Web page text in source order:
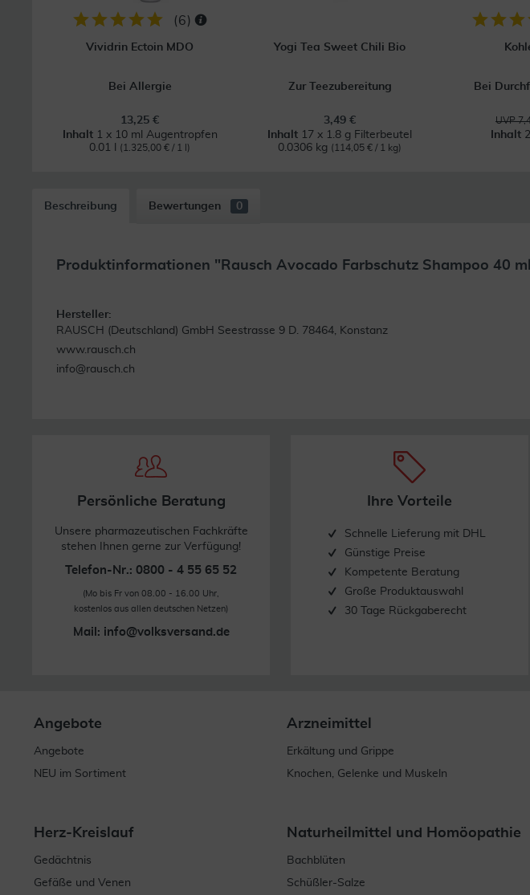
(6)
Vividrin Ectoin MDO
Bei Allergie
13,25 €
Inhalt 1 x 10 ml Augentropfen
0.01 l
(1.325,00 € / 1 l)
Yogi Tea Sweet Chili Bio
Zur Teezubereitung
3,49 €
Inhalt 17 x 1.8 g Filterbeutel
0.0306 kg (114,05 € / 1 kg)
Bei
UVP
Inhalt
Beschreibung Bewertungen 0
Produktinformationen "Rausch Avocado Farbschutz Shampoo 40
Hersteller:
RAUSCH (Deutschland) GmbH Seestrasse 9 D. 78464, Konstanz
www.rausch.ch
info@rausch.ch
Persönliche Beratung
Unsere pharmazeutischen Fachkräfte
stehen Ihnen gerne zur Verfügung!
Telefon-Nr.: 0800 - 4 55 65 52
(Mo bis Fr von 08.00 - 16.00 Uhr,
kostenlos aus allen deutschen Netzen)
Mail: info@volksversand.de
Ihre Vorteile
Schnelle Lieferung mit DHL
Günstige Preise
Kompetente Beratung
Große Produktauswahl
30 Tage Rückgaberecht
Angebote
Angebote
NEU im Sortiment
Arzneimittel
Erkältung und Grippe
Knochen, Gelenke und Muskeln
Herz-Kreislauf
Gedächtnis
Gefäße und Venen
Naturheilmittel und Homöopathie
Bachblüten
Schüßler-Salze